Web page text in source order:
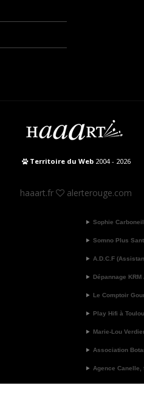
Territoire du Web2004 - 2026
haaart.fr alerterouge.com
Sophie
Somno Plus
A.D.C.F
Dépannage
Le Comptoir
Play Hifi à
Marie-Lou
Association
Agence